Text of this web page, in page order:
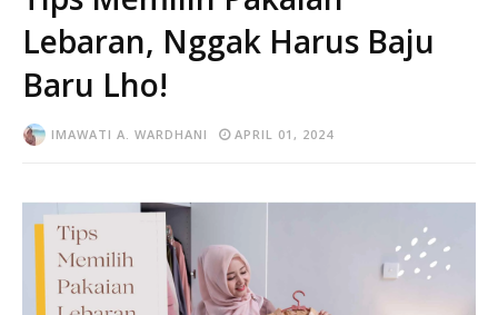
Lebaran, Nggak Harus Baju
Baru Lho!
IMAWATI A. WARDHANI APRIL 01, 2024